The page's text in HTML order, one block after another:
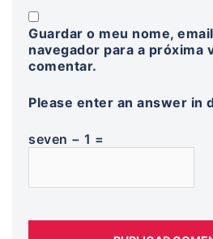
Guardar o meu nome,
navegador para a próxima
comentar.
Please enter an answer in
seven − 1 =